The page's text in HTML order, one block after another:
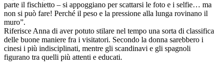
parte il fischietto – si appoggiano per scattarsi le foto e i selfie… ma
non si può fare! Perché il peso e la pressione alla lunga rovinano il
muro”.
Riferisce Anna di aver potuto stilare nel tempo una sorta di classifica
delle buone maniere fra i visitatori. Secondo la donna sarebbero i
cinesi i più indisciplinati, mentre gli scandinavi e gli spagnoli
figurano tra quelli più attenti e educati.